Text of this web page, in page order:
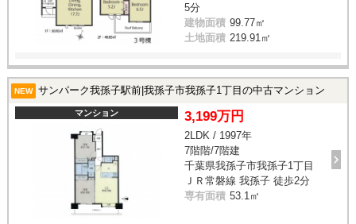
5分
建物面積 99.77㎡
土地面積 219.91㎡
NEW サンパーク我孫子駅前|我孫子市我孫子1丁目の中古マンション
マンション 3,199万円
2LDK / 1997年
7階階/7階建
千葉県我孫子市我孫子1丁目
ＪＲ常磐線 我孫子 徒歩2分
専有面積 53.1㎡